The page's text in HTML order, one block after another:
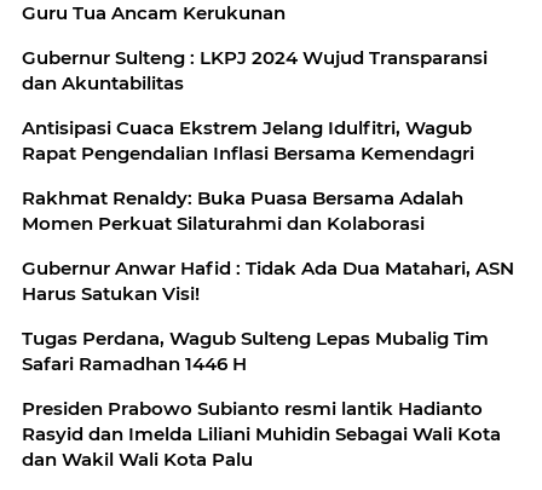
Guru Tua Ancam Kerukunan
Gubernur Sulteng : LKPJ 2024 Wujud Transparansi
dan Akuntabilitas
Antisipasi Cuaca Ekstrem Jelang Idulfitri, Wagub
Rapat Pengendalian Inflasi Bersama Kemendagri
Rakhmat Renaldy: Buka Puasa Bersama Adalah
Momen Perkuat Silaturahmi dan Kolaborasi
Gubernur Anwar Hafid : Tidak Ada Dua Matahari, ASN
Harus Satukan Visi!
Tugas Perdana, Wagub Sulteng Lepas Mubalig Tim
Safari Ramadhan 1446 H
Presiden Prabowo Subianto resmi lantik Hadianto
Rasyid dan Imelda Liliani Muhidin Sebagai Wali Kota
dan Wakil Wali Kota Palu